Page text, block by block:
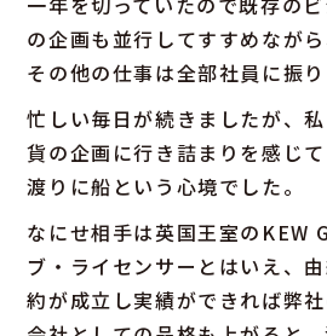
の企画も並行してすすめなが
その他の仕事は全部社員に振り
忙しい毎日が続きましたが、
貨の企画に行き詰まりを感じて
渡りに船という心境でした。
なにせ相手は英国王室のKEW
ブ・ライセンサーとはいえ、
約が成立し実績ができれば弊